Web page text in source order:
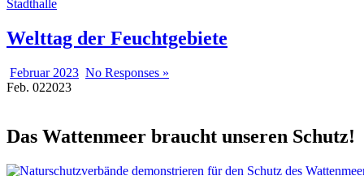
Stadthalle
Welttag der Feuchtgebiete
Februar 2023 No Responses »
Feb. 022023
Das Wattenmeer braucht unseren Schutz!